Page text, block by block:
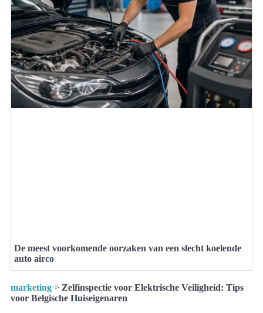
De meest voorkomende oorzaken van een slecht koelende
auto airco
marketing > Zelfinspectie voor Elektrische Veiligheid: Tips
voor Belgische Huiseigenaren